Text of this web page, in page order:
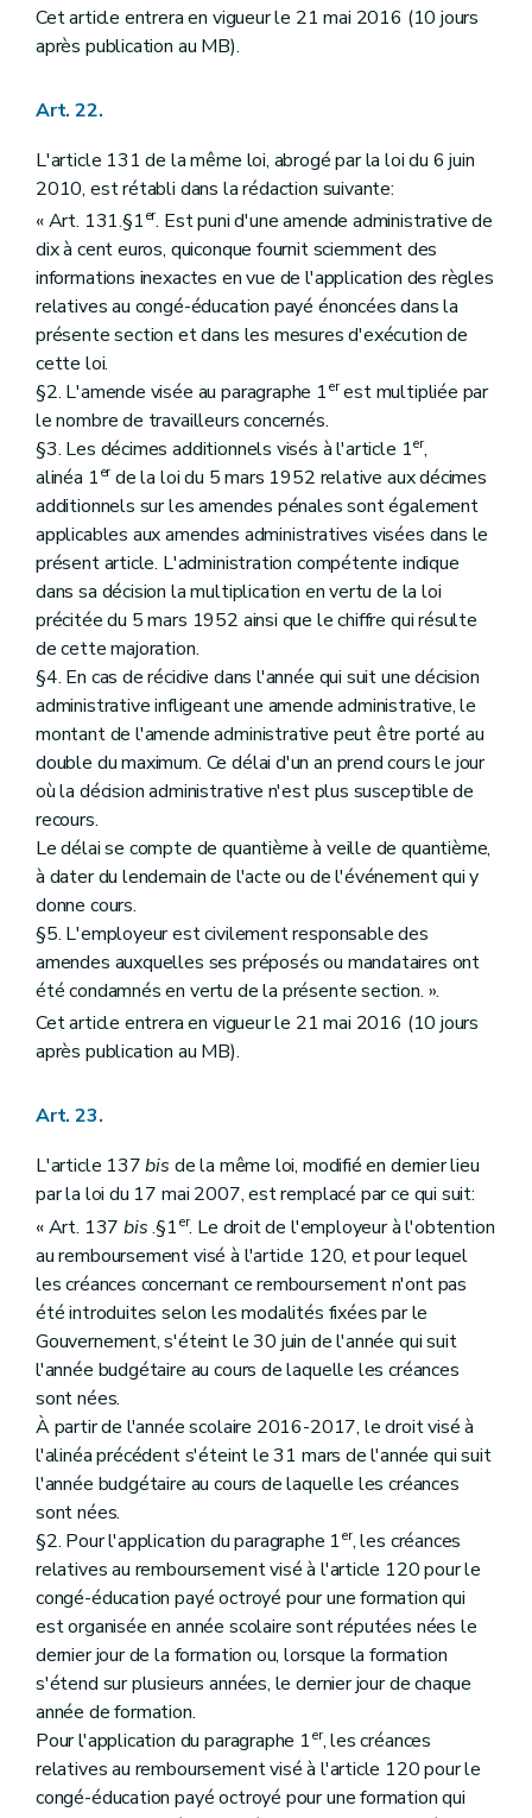
Cet article entrera en vigueur le 21 mai 2016 (10 jours
après publication au MB).
Art. 22.
L'article 131 de la même loi, abrogé par la loi du 6 juin
2010, est rétabli dans la rédaction suivante:
« Art. 131.§1er. Est puni d'une amende administrative de
dix à cent euros, quiconque fournit sciemment des
informations inexactes en vue de l'application des règles
relatives au congé-éducation payé énoncées dans la
présente section et dans les mesures d'exécution de
cette loi.
§2. L'amende visée au paragraphe 1erest multipliée par
le nombre de travailleurs concernés.
§3. Les décimes additionnels visés à l'article 1er,
alinéa 1erde la loi du 5 mars 1952 relative aux décimes
additionnels sur les amendes pénales sont également
applicables aux amendes administratives visées dans le
présent article. L'administration compétente indique
dans sa décision la multiplication en vertu de la loi
précitée du 5 mars 1952 ainsi que le chiffre qui résulte
de cette majoration.
§4. En cas de récidive dans l'année qui suit une décision
administrative infligeant une amende administrative, le
montant de l'amende administrative peut être porté au
double du maximum. Ce délai d'un an prend cours le jour
où la décision administrative n'est plus susceptible de
recours.
Le délai se compte de quantième à veille de quantième,
à dater du lendemain de l'acte ou de l'événement qui y
donne cours.
§5. L'employeur est civilement responsable des
amendes auxquelles ses préposés ou mandataires ont
été condamnés en vertu de la présente section. ».
Cet article entrera en vigueur le 21 mai 2016 (10 jours
après publication au MB).
Art. 23.
L'article 137bis de la même loi, modifié en dernier lieu
par la loi du 17 mai 2007, est remplacé par ce qui suit:
« Art. 137bis.§1er. Le droit de l'employeur à l'obtention
au remboursement visé à l'article 120, et pour lequel
les créances concernant ce remboursement n'ont pas
été introduites selon les modalités fixées par le
Gouvernement, s'éteint le 30 juin de l'année qui suit
l'année budgétaire au cours de laquelle les créances
sont nées.
À partir de l'année scolaire 2016-2017, le droit visé à
l'alinéa précédent s'éteint le 31 mars de l'année qui suit
l'année budgétaire au cours de laquelle les créances
sont nées.
§2. Pour l'application du paragraphe 1er, les créances
relatives au remboursement visé à l'article 120 pour le
congé-éducation payé octroyé pour une formation qui
est organisée en année scolaire sont réputées nées le
dernier jour de la formation ou, lorsque la formation
s'étend sur plusieurs années, le dernier jour de chaque
année de formation.
Pour l'application du paragraphe 1er, les créances
relatives au remboursement visé à l'article 120 pour le
congé-éducation payé octroyé pour une formation qui